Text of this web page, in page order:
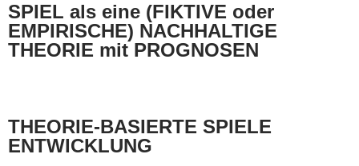
SPIEL als eine (FIKTIVE oder
EMPIRISCHE) NACHHALTIGE
THEORIE mit PROGNOSEN
THEORIE-BASIERTE SPIELE
ENTWICKLUNG